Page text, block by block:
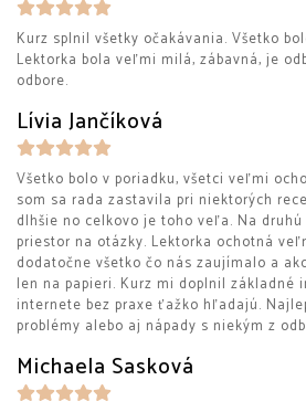
Kurz splnil všetky očakávania. Všetko
Lektorka bola veľmi milá, zábavná, je
odbore.
Lívia Jančíková
Všetko bolo v poriadku, všetci veľmi
som sa rada zastavila pri niektorých
dlhšie no celkovo je toho veľa. Na
priestor na otázky. Lektorka ochotná
dodatočne všetko čo nás zaujímalo a
len na papieri. Kurz mi doplnil základné
internete bez praxe ťažko hľadajú.
problémy alebo aj nápady s niekým z
Michaela Sasková